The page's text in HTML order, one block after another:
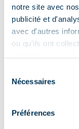
notre site avec
publicité et
avec d'autres
ou qu'ils ont
Nécessaires
Préférences